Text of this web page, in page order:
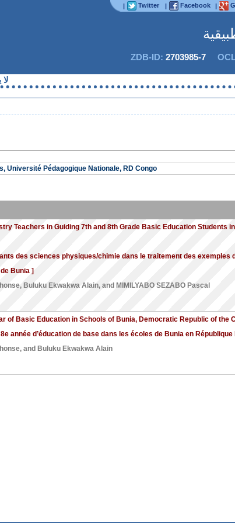
| Twitter | Facebook |
ZDB-ID: 2703985-7
Université Pédagogique Nationale, RD Congo
Teachers in Guiding 7th and 8th Grade Basic Education Students
des sciences physiques/chimie dans le traitement des exemples
Bunia ]
, Buluku Ekwakwa Alain, and MIMILYABO SEZABO Pascal
of Basic Education in Schools of Bunia, Democratic Republic of the
année d’éducation de base dans les écoles de Bunia en
, and Buluku Ekwakwa Alain